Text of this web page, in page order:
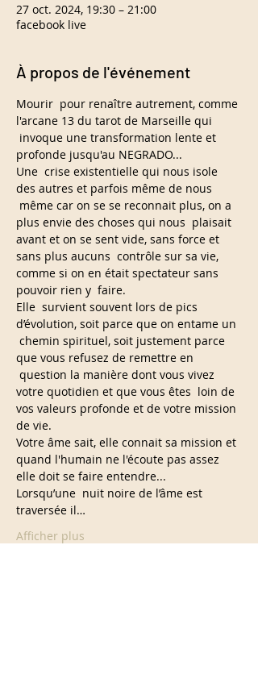
27 oct. 2024, 19:30 – 21:00
facebook live
À propos de l'événement
Mourir  pour renaître autrement, comme
l'arcane 13 du tarot de Marseille qui
invoque une transformation lente et
profonde jusqu'au NEGRADO...
Une  crise existentielle qui nous isole
des autres et parfois même de nous
même car on se se reconnait plus, on a
plus envie des choses qui nous  plaisait
avant et on se sent vide, sans force et
sans plus aucuns  contrôle sur sa vie,
comme si on en était spectateur sans
pouvoir rien y  faire.
Elle  survient souvent lors de pics
d’évolution, soit parce que on entame un
chemin spirituel, soit justement parce
que vous refusez de remettre en
question la manière dont vous vivez
votre quotidien et que vous êtes  loin de
vos valeurs profonde et de votre mission
de vie.
Votre âme sait, elle connait sa mission et
quand l'humain ne l'écoute pas assez
elle doit se faire entendre...
Lorsqu’une  nuit noire de l’âme est
traversée il…
Afficher plus